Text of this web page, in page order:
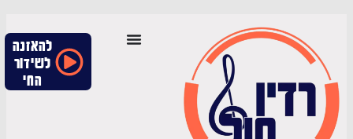
להאזנה
לשידור
החי